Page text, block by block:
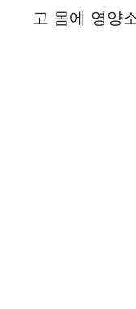
고 몸에 영양